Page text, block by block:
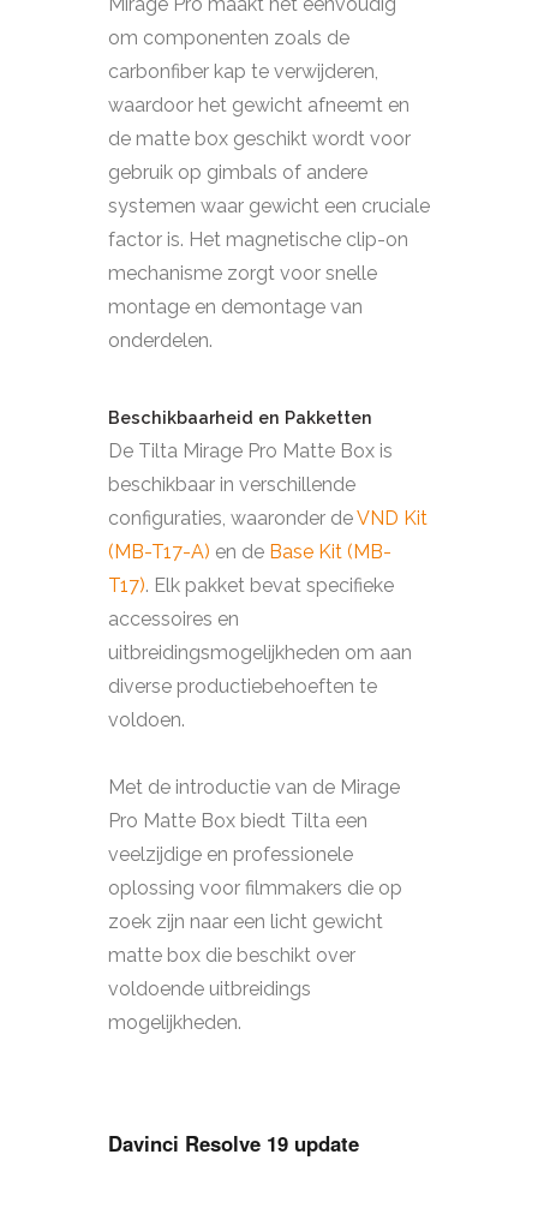
om componenten zoals de
carbonfiber kap te verwijderen,
waardoor het gewicht afneemt en
de matte box geschikt wordt voor
gebruik op gimbals of andere
systemen waar gewicht een cruciale
factor is. Het magnetische clip-on
mechanisme zorgt voor snelle
montage en demontage van
onderdelen.
Beschikbaarheid en Pakketten
De Tilta Mirage Pro Matte Box is
beschikbaar in verschillende
configuraties, waaronder deVND Kit
(MB-T17-A) en de Base Kit (MB-
T17). Elk pakket bevat specifieke
accessoires en
uitbreidingsmogelijkheden om aan
diverse productiebehoeften te
voldoen.
Met de introductie van de Mirage
Pro Matte Box biedt Tilta een
veelzijdige en professionele
oplossing voor filmmakers die op
zoek zijn naar een licht gewicht
matte box die beschikt over
voldoende uitbreidings
mogelijkheden.
Davinci Resolve 19 update